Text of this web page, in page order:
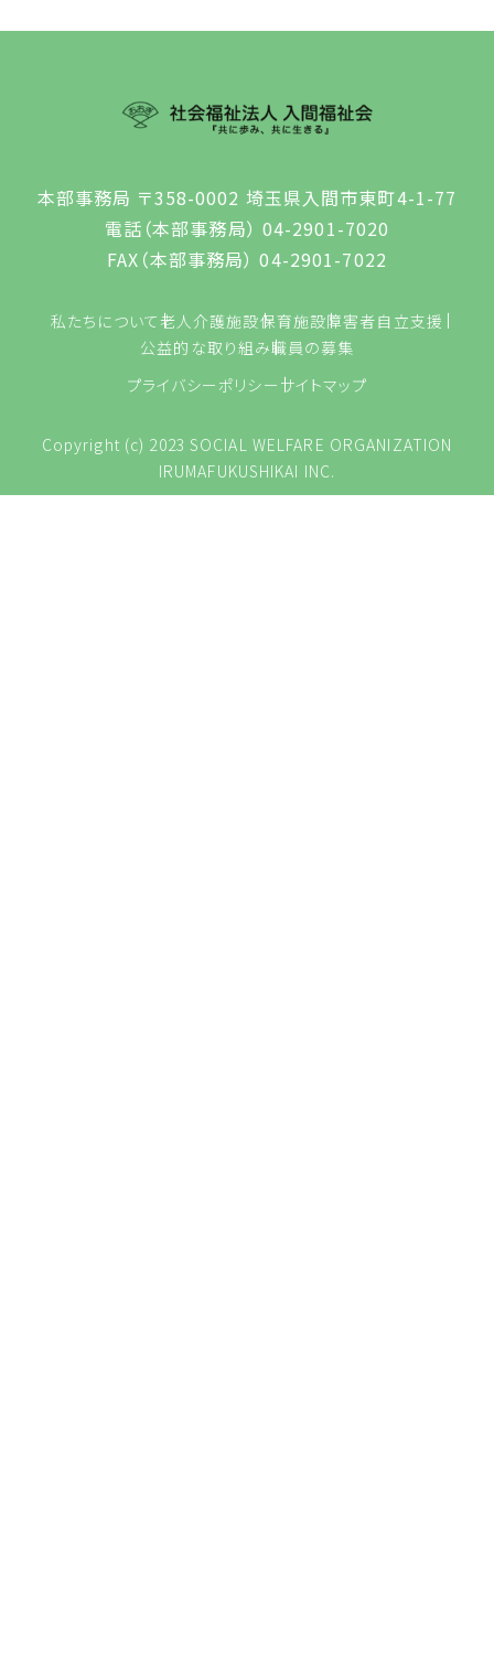
本部事務局 〒358-0002 埼玉県入間市東町4-1-77
電話（本部事務局） 04-2901-7020
FAX（本部事務局） 04-2901-7022
私たちについて老人介護施設保育施設障害者自立支援
公益的な取り組み職員の募集
プライバシーポリシー サイトマップ
Copyright (c) 2023 SOCIAL WELFARE ORGANIZATION
IRUMAFUKUSHIKAI INC.